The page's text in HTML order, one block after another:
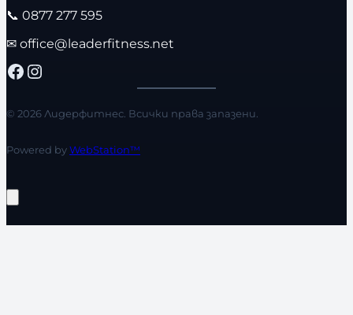
📞 0877 277 595
✉ office@leaderfitness.net
Facebook Instagram
© 2026 Лидерфитнес. Всички права запазени.
Powered byWebStation™